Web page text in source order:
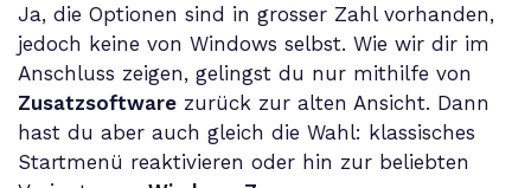
Ja, die Optionen sind in grosser Zahl vorhanden,
jedoch keine von Windows selbst. Wie wir dir im
Anschluss zeigen, gelingst du nur mithilfe von
Zusatzsoftware zurück zur alten Ansicht. Dann
hast du aber auch gleich die Wahl: klassisches
Startmenü reaktivieren oder hin zur beliebten